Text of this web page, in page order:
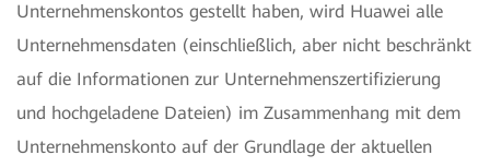
Unternehmenskontos gestellt haben, wird Huawei alle
Unternehmensdaten (einschließlich, aber nicht beschränkt
auf die Informationen zur Unternehmenszertifizierung
und hochgeladene Dateien) im Zusammenhang mit dem
Unternehmenskonto auf der Grundlage der aktuellen